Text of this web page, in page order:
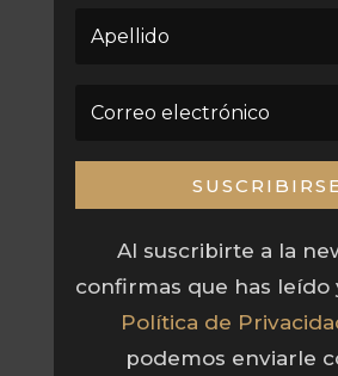
Al suscribirte a la
confirmas que has leído
Política de
podemos enviarle